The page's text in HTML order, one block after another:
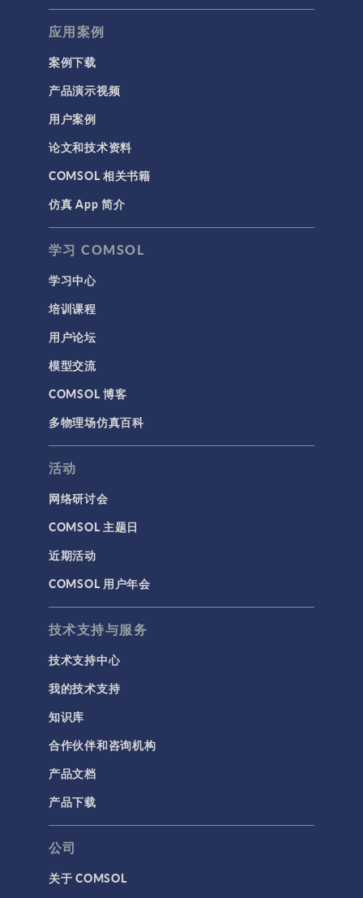
应用案例
案例下载
产品演示视频
用户案例
论文和技术资料
COMSOL 相关书籍
仿真 App 简介
学习 COMSOL
学习中心
培训课程
用户论坛
模型交流
COMSOL 博客
多物理场仿真百科
活动
网络研讨会
COMSOL 主题日
近期活动
COMSOL 用户年会
技术支持与服务
技术支持中心
我的技术支持
知识库
合作伙伴和咨询机构
产品文档
产品下载
公司
关于 COMSOL